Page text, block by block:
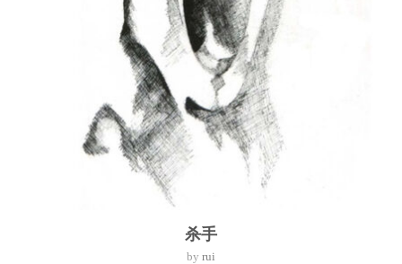
杀手
by rui